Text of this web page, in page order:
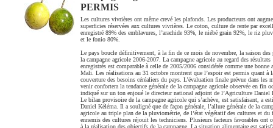
PERMIS
Les cultures vivrières ont même crevé les plafonds. Les producteurs ont
superficies réservées aux cultures vivrières. Le coton, culture de rente par
enregistré 89% des emblavures, l’arachide 93%, le niébé grain 92%, le riz
et le fonio 80%.
Le pays boucle définitivement, à la fin de ce mois de novembre, la saison des
la campagne agricole 2006-2007. La campagne agricole au regard des résultats
enregistrés est comparable à celle de 2005/2006 considérée comme une bonne
Mali. Les réalisations au 31 octobre montrent que l’espoir est permis quant à
couverture des besoins céréaliers du pays. L’évaluation finale prévue dans les
venir confortera la tendance générale de la campagne agricole observée en fin
indiqué sur un ton enjoué le directeur national adjoint de l’Agriculture Daniel
Le bilan provisoire de la campagne agricole qui s’achève, est satisfaisant, a
Daniel Kéléma. Il a souligné que de façon générale, l’allure générale de la
agricole au triple plan de la pluviométrie, de l’état végétatif des cultures et du
ennemis des cultures réjouit les techniciens. Plusieurs facteurs favorables ont
à la réalisation des objectifs de la campagne. La situation alimentaire est